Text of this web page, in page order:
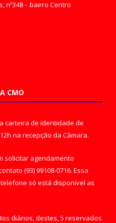
nº348 – bairro Centro
CMO
carteira de identidade de
na recepção da Câmara.
solicitar agendamento
(93) 99108-0716. Essa
só está disponível as
diários, destes, 5 reservados